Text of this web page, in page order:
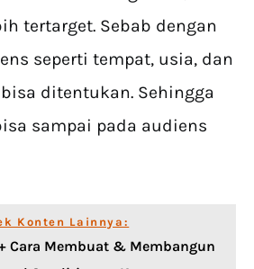
tertarget. Sebab dengan
seperti tempat, usia, dan
ditentukan. Sehingga
sampai pada audiens
Konten Lainnya:
Cara Membuat & Membangun